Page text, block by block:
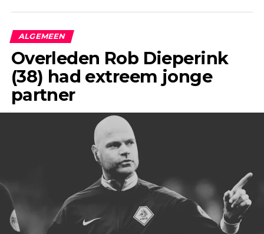
ALGEMEEN
Overleden Rob Dieperink
(38) had extreem jonge
partner